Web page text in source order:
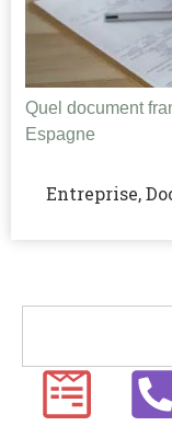
Quel document
Espagne
Entreprise,